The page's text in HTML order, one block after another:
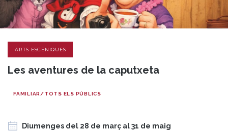
ARTS ESCÈNIQUES
Les aventures de la caputxeta
FAMILIAR/TOTS ELS PÚBLICS
Diumenges del 28 de març al 31 de maig